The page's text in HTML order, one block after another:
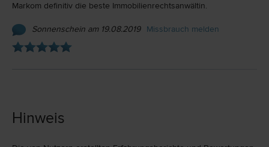
Markom definitiv die beste Immobilienrechtsanwältin.
Sonnenschein am 19.08.2019 Missbrauch melden
Hinweis